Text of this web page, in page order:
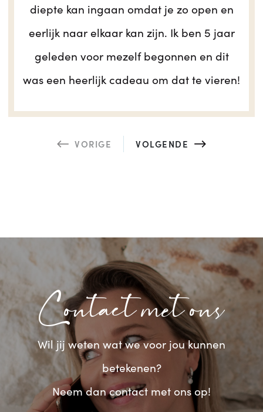
diepte kan ingaan omdat je zo open en
eerlijk naar elkaar kan zijn. Ik ben 5 jaar
geleden voor mezelf begonnen en dit
was een heerlijk cadeau om dat te vieren!
VORIGE VOLGENDE
Contact met ons
Wil jij weten wat we voor jou kunnen
betekenen?
Neem dan contact met ons op!